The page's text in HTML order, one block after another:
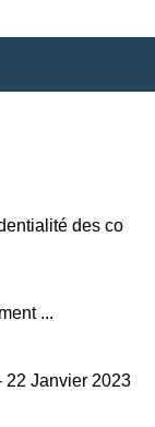
des co
...
22 Janvier 2023